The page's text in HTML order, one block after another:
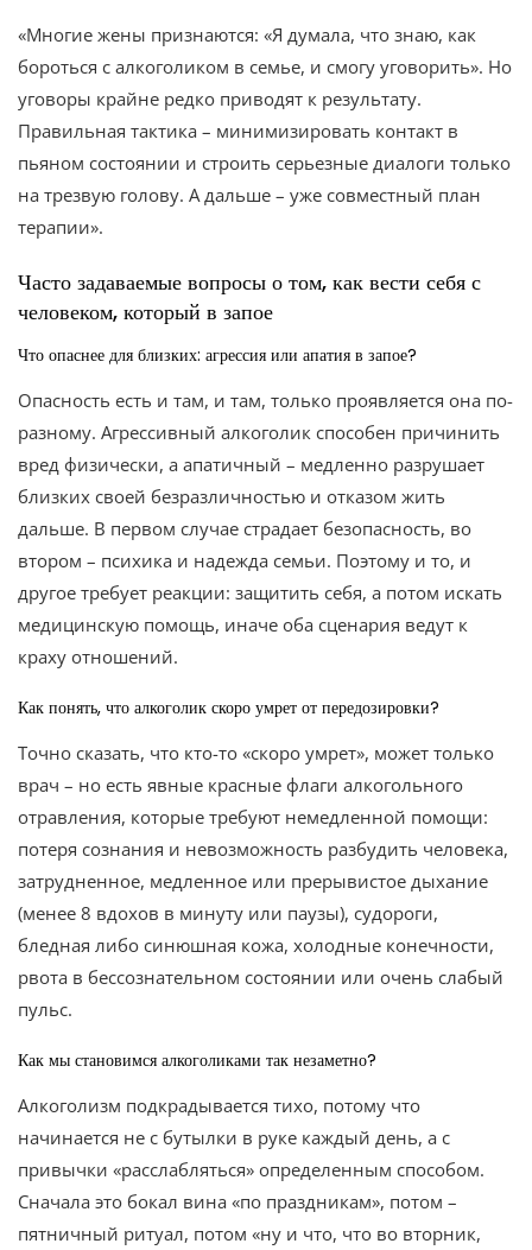
«Многие жены признаются: «Я думала, что знаю, как
бороться с алкоголиком в семье, и смогу уговорить». Но
уговоры крайне редко приводят к результату.
Правильная тактика – минимизировать контакт в
пьяном состоянии и строить серьезные диалоги только
на трезвую голову. А дальше – уже совместный план
терапии».
Часто задаваемые вопросы о том, как вести себя с
человеком, который в запое
Что опаснее для близких: агрессия или апатия в запое?
Опасность есть и там, и там, только проявляется она по-
разному. Агрессивный алкоголик способен причинить
вред физически, а апатичный – медленно разрушает
близких своей безразличностью и отказом жить
дальше. В первом случае страдает безопасность, во
втором – психика и надежда семьи. Поэтому и то, и
другое требует реакции: защитить себя, а потом искать
медицинскую помощь, иначе оба сценария ведут к
краху отношений.
Как понять, что алкоголик скоро умрет от передозировки?
Точно сказать, что кто-то «скоро умрет», может только
врач – но есть явные красные флаги алкогольного
отравления, которые требуют немедленной помощи:
потеря сознания и невозможность разбудить человека,
затрудненное, медленное или прерывистое дыхание
(менее 8 вдохов в минуту или паузы), судороги,
бледная либо синюшная кожа, холодные конечности,
рвота в бессознательном состоянии или очень слабый
пульс.
Как мы становимся алкоголиками так незаметно?
Алкоголизм подкрадывается тихо, потому что
начинается не с бутылки в руке каждый день, а с
привычки «расслабляться» определенным способом.
Сначала это бокал вина «по праздникам», потом –
пятничный ритуал, потом «ну и что, что во вторник,